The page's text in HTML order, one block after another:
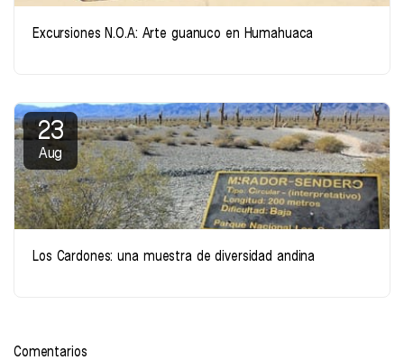
Excursiones N.O.A: Arte guanuco en Humahuaca
23
Aug
Los Cardones: una muestra de diversidad andina
Comentarios